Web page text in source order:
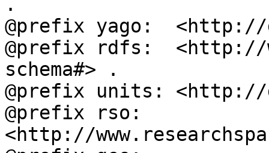
@prefix yago:
@prefix rdfs:  <http://
schema#> .
@prefix units:
@prefix rso:
<http://